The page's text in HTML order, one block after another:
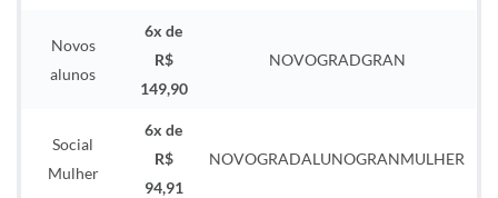
Novos
alunos
6x de
R$
149,90
NOVOGRADGRAN
Social
Mulher
6x de
R$
94,91
NOVOGRADALUNOGRANMULHER